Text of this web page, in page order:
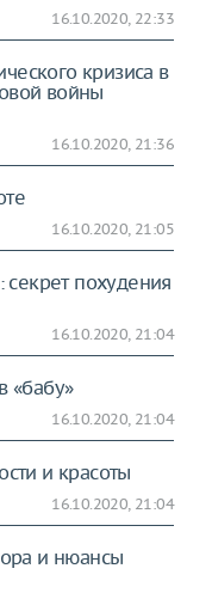
16.10.2020, 22:33
кризиса в
войны
16.10.2020, 21:36
16.10.2020, 21:05
секрет похудения
16.10.2020, 21:04
«бабу»
16.10.2020, 21:04
и красоты
16.10.2020, 21:04
и нюансы